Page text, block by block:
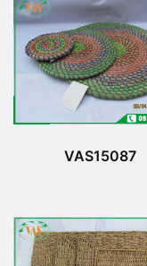
VAS15087